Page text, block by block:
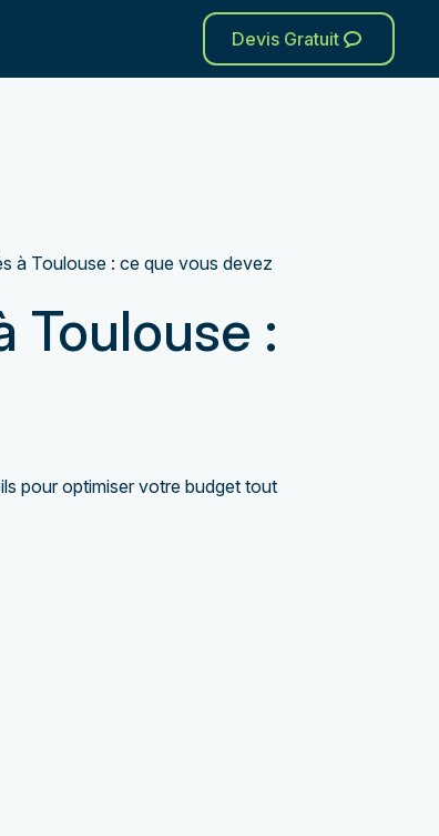
a-blagnac/'), 301 ); exit; } });
Devis Gratuit
à Toulouse : ce que vous devez
Toulouse :